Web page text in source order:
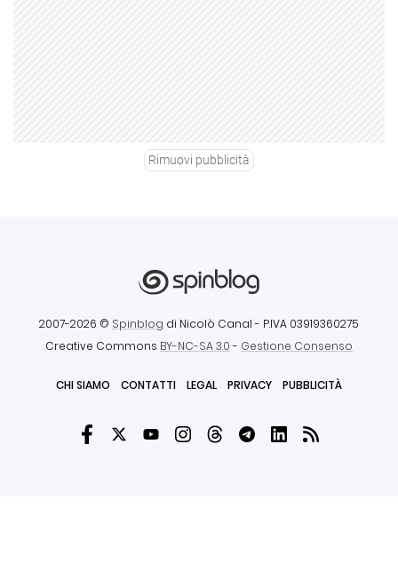
Rimuovi pubblicità
2007-2026 © Spinblog di Nicolò Canal - P.IVA 03919360275
Creative Commons BY-NC-SA 3.0- Gestione Consenso
CHI SIAMO CONTATTI LEGAL PRIVACY PUBBLICITÀ